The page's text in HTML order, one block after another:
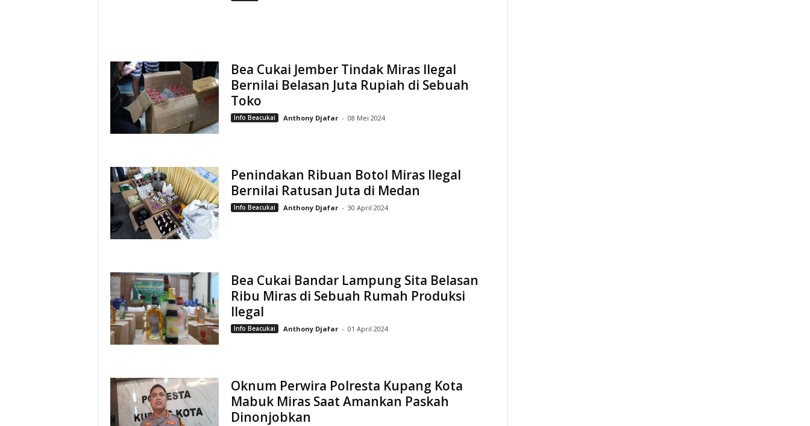
Bea Cukai Jember Tindak Miras Ilegal
Bernilai Belasan Juta Rupiah di Sebuah
Toko
Info Beacukai Anthony Djafar - 08 Mei 2024
Penindakan Ribuan Botol Miras Ilegal
Bernilai Ratusan Juta di Medan
Info Beacukai Anthony Djafar - 30 April 2024
Bea Cukai Bandar Lampung Sita Belasan
Ribu Miras di Sebuah Rumah Produksi
Ilegal
Info Beacukai Anthony Djafar - 01 April 2024
Oknum Perwira Polresta Kupang Kota
Mabuk Miras Saat Amankan Paskah
Dinonjobkan